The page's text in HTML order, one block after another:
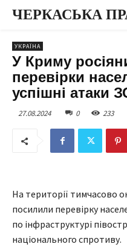
ЧЕРКАСЬКА
УКРАЇНА
У Криму
перевірки
успішні атаки
27.08.2024 0 233
На території тимчасово
посилили перевірку
по інфраструктурі
національного спротиву.